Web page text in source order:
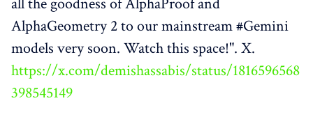
AlphaGeometry 2 to our mainstream #Gemini
models very soon. Watch this space!". X.
https://x.com/demishassabis/status/1816596568
398545149